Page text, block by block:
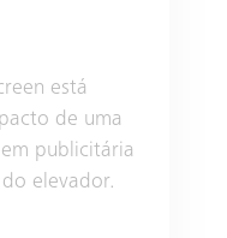
está
de uma
publicitária
elevador.